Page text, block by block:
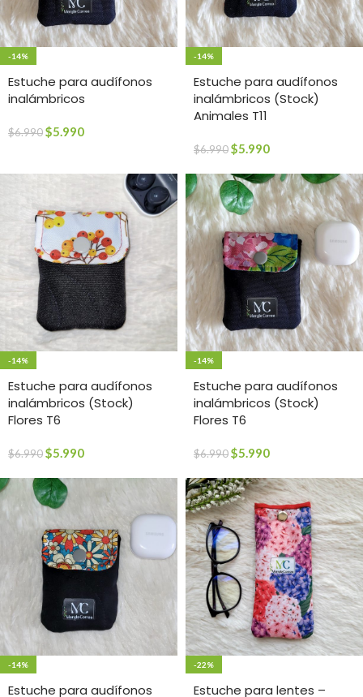
-14%
Estuche para audífonos
inalámbricos
$6.990$5.990
-14%
Estuche para audífonos
inalámbricos (Stock)
Animales T11
$6.990$5.990
-14%
Estuche para audífonos
inalámbricos (Stock)
Flores T6
$6.990$5.990
-14%
Estuche para audífonos
inalámbricos (Stock)
Flores T6
$6.990$5.990
-14%
Estuche para audífonos
-22%
Estuche para lentes –